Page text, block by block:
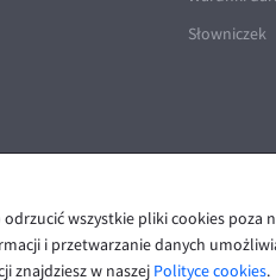
wszystkie pliki cookies poza
i przetwarzanie danych
znajdziesz w naszej Polityce cookies.
Słowniczek
i cookies | Deklaracja